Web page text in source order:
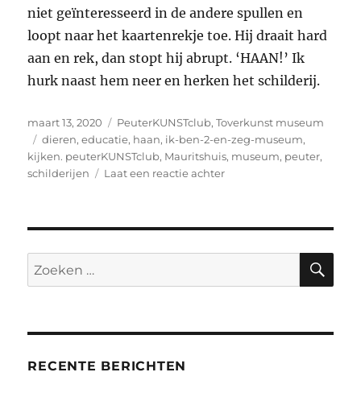
niet geïnteresseerd in de andere spullen en
loopt naar het kaartenrekje toe. Hij draait hard
aan en rek, dan stopt hij abrupt. ‘HAAN!’ Ik
hurk naast hem neer en herken het schilderij.
Geplaatst
op
maart 13, 2020 Categorieën
PeuterKUNSTclub,Toverkunst museum
Tags
dieren,educatie, haan, ik-ben-2-en-zeg-museum,
kijken. peuterKUNSTclub, Mauritshuis, museum, peuter,
schilderijen
Laat een reactie achterop
en
museum:
Zoeken
naar:
RECENTE BERICHTEN